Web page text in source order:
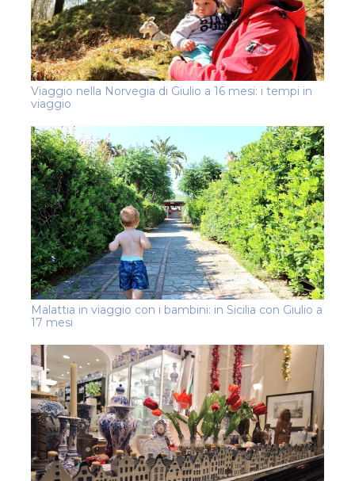
Viaggio nella Norvegia di Giulio a 16 mesi: i tempi in
viaggio
Malattia in viaggio con i bambini: in Sicilia con Giulio a
17 mesi